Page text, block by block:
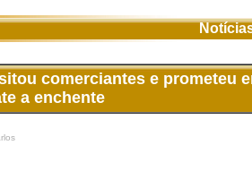
comerciantes e prometeu
a enchente